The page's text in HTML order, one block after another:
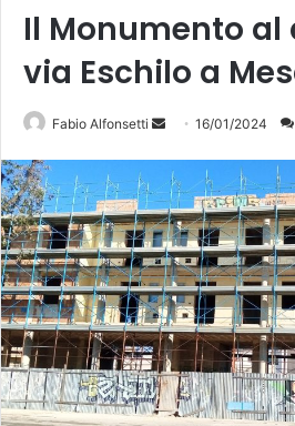
Il Monumento al
via Eschilo a
Fabio Alfonsetti
Invia 16/01/2024